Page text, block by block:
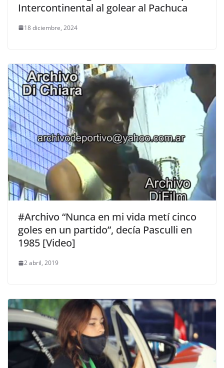
Intercontinental al golear al Pachuca
18 diciembre, 2024
#Archivo “Nunca en mi vida metí cinco
goles en un partido”, decía Pasculli en
1985 [Video]
2 abril, 2019